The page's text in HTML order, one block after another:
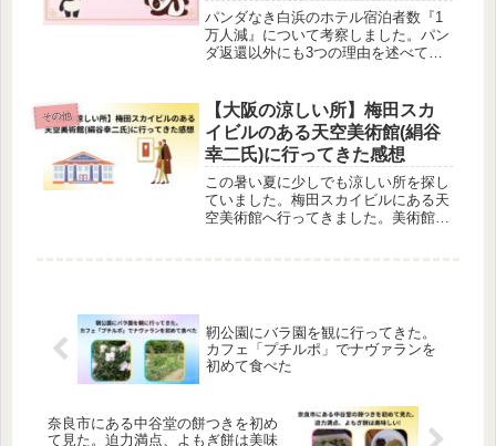
パンダなき白浜のホテル宿泊者数『1
万人減』について考察しました。パン
ダ返還以外にも3つの理由を述べてい
その他
【大阪の涼しい所】梅田スカ
イビルのある天空美術館(絹谷
幸二氏)に行ってきた感想
この暑い夏に少しでも涼しい所を探し
ていました。梅田スカイビルにある天
空美術館へ行ってきました。美術館で
靭公園にバラ園を観に行ってきた。
カフェ「プチルポ」でナヴァランを
初めて食べた
奈良市にある中谷堂の餅つきを初め
て見た。迫力満点、よもぎ餅は美味